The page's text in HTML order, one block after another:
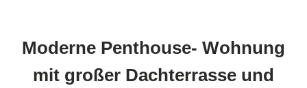
Moderne Penthouse- Wohnung
mit großer Dachterrasse und